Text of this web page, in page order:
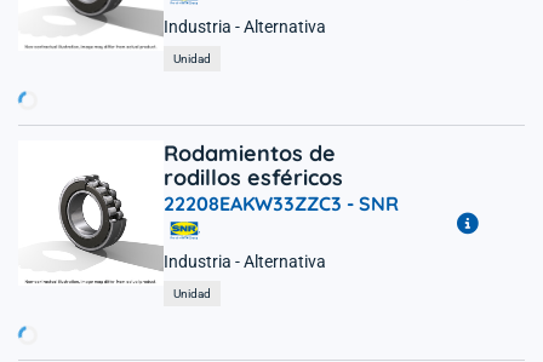
Industria - Alternativa
Unidad
Rodamientos de
rodillos esféricos
22208EAKW33ZZC3 - SNR
Industria - Alternativa
Unidad